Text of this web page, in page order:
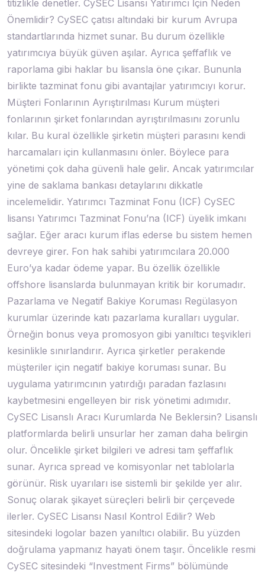
titizlikle denetler. CySEC Lisansı Yatırımcı İçin Neden
Önemlidir? CySEC çatısı altındaki bir kurum Avrupa
standartlarında hizmet sunar. Bu durum özellikle
yatırımcıya büyük güven aşılar. Ayrıca şeffaflık ve
raporlama gibi haklar bu lisansla öne çıkar. Bununla
birlikte tazminat fonu gibi avantajlar yatırımcıyı korur.
Müşteri Fonlarının Ayrıştırılması Kurum müşteri
fonlarının şirket fonlarından ayrıştırılmasını zorunlu
kılar. Bu kural özellikle şirketin müşteri parasını kendi
harcamaları için kullanmasını önler. Böylece para
yönetimi çok daha güvenli hale gelir. Ancak yatırımcılar
yine de saklama bankası detaylarını dikkatle
incelemelidir. Yatırımcı Tazminat Fonu (ICF) CySEC
lisansı Yatırımcı Tazminat Fonu’na (ICF) üyelik imkanı
sağlar. Eğer aracı kurum iflas ederse bu sistem hemen
devreye girer. Fon hak sahibi yatırımcılara 20.000
Euro’ya kadar ödeme yapar. Bu özellik özellikle
offshore lisanslarda bulunmayan kritik bir korumadır.
Pazarlama ve Negatif Bakiye Koruması Regülasyon
kurumlar üzerinde katı pazarlama kuralları uygular.
Örneğin bonus veya promosyon gibi yanıltıcı teşvikleri
kesinlikle sınırlandırır. Ayrıca şirketler perakende
müşteriler için negatif bakiye koruması sunar. Bu
uygulama yatırımcının yatırdığı paradan fazlasını
kaybetmesini engelleyen bir risk yönetimi adımıdır.
CySEC Lisanslı Aracı Kurumlarda Ne Beklersin? Lisanslı
platformlarda belirli unsurlar her zaman daha belirgin
olur. Öncelikle şirket bilgileri ve adresi tam şeffaflık
sunar. Ayrıca spread ve komisyonlar net tablolarla
görünür. Risk uyarıları ise sistemli bir şekilde yer alır.
Sonuç olarak şikayet süreçleri belirli bir çerçevede
ilerler. CySEC Lisansı Nasıl Kontrol Edilir? Web
sitesindeki logolar bazen yanıltıcı olabilir. Bu yüzden
doğrulama yapmanız hayati önem taşır. Öncelikle resmi
CySEC sitesindeki “Investment Firms” bölümünde